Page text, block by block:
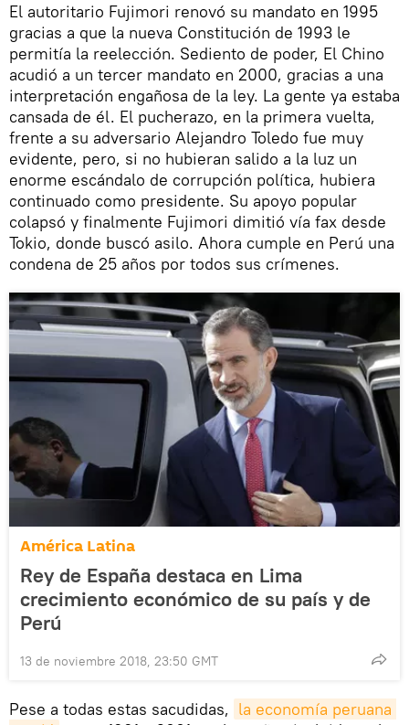
El autoritario Fujimori renovó su mandato en 1995
gracias a que la nueva Constitución de 1993 le
permitía la reelección. Sediento de poder, El Chino
acudió a un tercer mandato en 2000, gracias a una
interpretación engañosa de la ley. La gente ya estaba
cansada de él. El pucherazo, en la primera vuelta,
frente a su adversario Alejandro Toledo fue muy
evidente, pero, si no hubieran salido a la luz un
enorme escándalo de corrupción política, hubiera
continuado como presidente. Su apoyo popular
colapsó y finalmente Fujimori dimitió vía fax desde
Tokio, donde buscó asilo. Ahora cumple en Perú una
condena de 25 años por todos sus crímenes.
América Latina
Rey de España destaca en Lima
crecimiento económico de su país y de
Perú
13 de noviembre 2018, 23:50 GMT
Pese a todas estas sacudidas, la economía peruana